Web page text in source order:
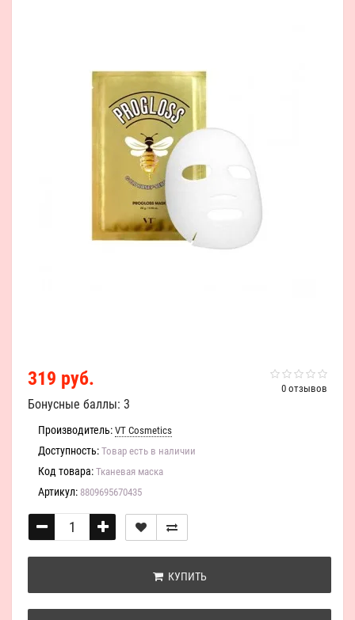
0 отзывов
319 руб.
Бонусные баллы: 3
Производитель: VT Cosmetics
Доступность: Товар есть в наличии
Код товара: Тканевая маска
Артикул: 8809695670435
КУПИТЬ